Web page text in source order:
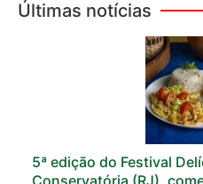
Últimas notícias
5ª edição do Festival